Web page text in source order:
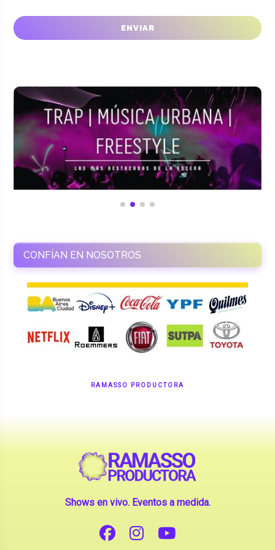
CONFÍAN EN NOSOTROS
RAMASSO PRODUCTORA
Shows en vivo. Eventos a medida.